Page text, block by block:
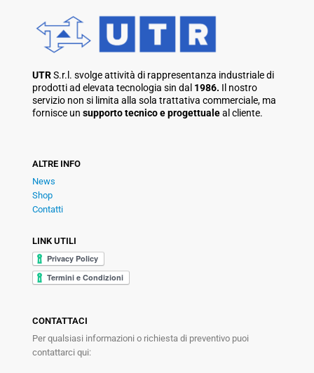
UTRS.r.l. svolge attività di rappresentanza industriale di
prodotti ad elevata tecnologia sin dal 1986. Il nostro
servizio non si limita alla sola trattativa commerciale, ma
fornisce un supporto tecnico e progettualeal cliente.
ALTRE INFO
News
Shop
Contatti
LINK UTILI
CONTATTACI
Per qualsiasi informazioni o richiesta di preventivo puoi
contattarci qui: